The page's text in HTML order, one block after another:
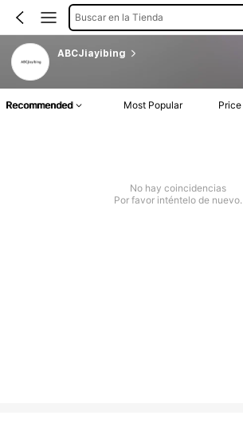
Buscar en la Tienda
ABCJiayibing
Recommended Most Popular Price
No hay coincidencias
Por favor inténtelo de nuevo.